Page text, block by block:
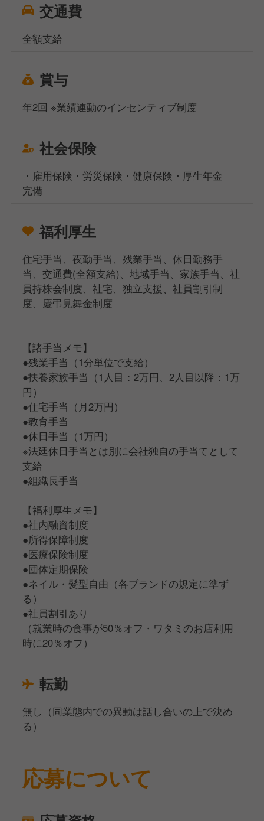
交通費
全額支給
賞与
年2回 ※業績連動のインセンティブ制度
社会保険
・雇用保険・労災保険・健康保険・厚生年金
完備
福利厚生
住宅手当、夜勤手当、残業手当、休日勤務手
当、交通費(全額支給)、地域手当、家族手当、社
員持株会制度、社宅、独立支援、社員割引制
度、慶弔見舞金制度
【諸手当メモ】
●残業手当（1分単位で支給）
●扶養家族手当（1人目：2万円、2人目以降：1万
円）
●住宅手当（月2万円）
●教育手当
●休日手当（1万円）
※法廷休日手当とは別に会社独自の手当てとして
支給
●組織長手当
【福利厚生メモ】
●社内融資制度
●所得保障制度
●医療保険制度
●団体定期保険
●ネイル・髪型自由（各ブランドの規定に準ず
る）
●社員割引あり
（就業時の食事が50％オフ・ワタミのお店利用
時に20％オフ）
転勤
無し（同業態内での異動は話し合いの上で決め
る）
応募について